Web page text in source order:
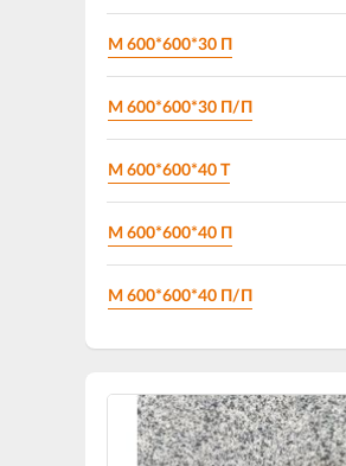
М 600*600*30 П
М 600*600*30 П/П
М 600*600*40 Т
М 600*600*40 П
М 600*600*40 П/П